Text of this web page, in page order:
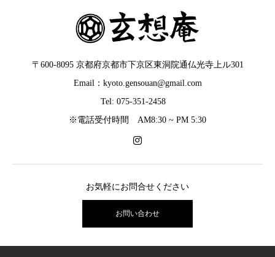
〒600-8095 京都府京都市下京区東洞院通仏光寺上ル301
Email：kyoto.gensouan@gmail.com
Tel: 075-351-2458
※電話受付時間 AM8:30 ~ PM 5:30
お気軽にお問合せください
お問い合わせ